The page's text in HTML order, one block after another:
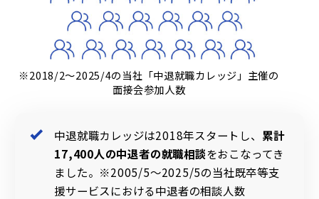
※2018/2～2025/4の当社「中退就職カレッジ」主催の
面接会参加人数
中退就職カレッジは2018年スタートし、 累計
17,400人の中退者の就職相談をおこなってき
ました。※2005/5～2025/5の当社既卒等支
援サービスにおける中退者の相談人数